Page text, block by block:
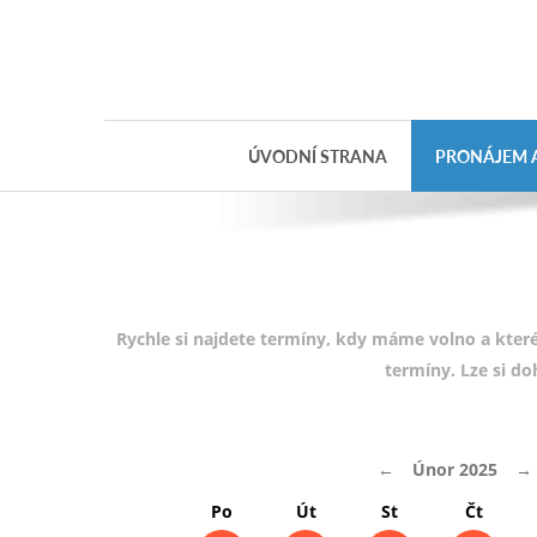
ÚVODNÍ STRANA PRONÁJEM
Rychle si najdete termíny, kdy máme volno a
termíny. Lze si
← Únor 2025
→
Po
Út St Čt
poukazu